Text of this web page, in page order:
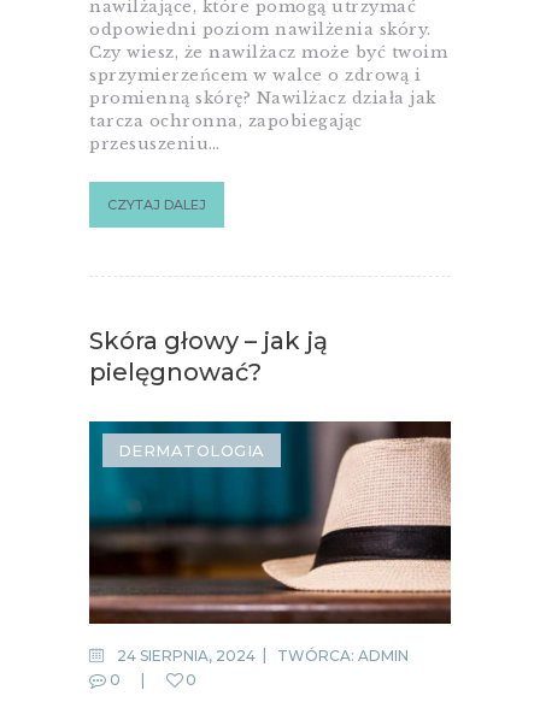
nawilżające, które pomogą utrzymać
odpowiedni poziom nawilżenia skóry.
Czy wiesz, że nawilżacz może być twoim
sprzymierzeńcem w walce o zdrową i
promienną skórę? Nawilżacz działa jak
tarcza ochronna, zapobiegając
przesuszeniu…
CZYTAJ DALEJ
Skóra głowy – jak ją
pielęgnować?
DERMATOLOGIA
24 SIERPNIA, 2024 TWÓRCA: ADMIN
0
0